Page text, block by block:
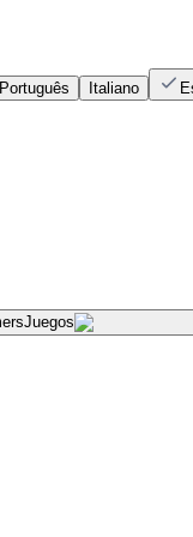
Português Italiano
Juegos